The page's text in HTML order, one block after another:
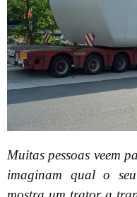
Muitas pessoas veem
imaginam qual o